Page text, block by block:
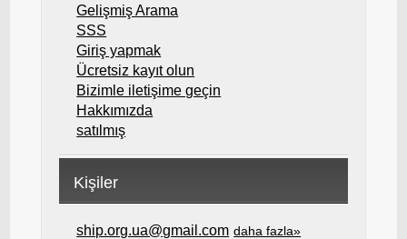
Gelişmiş Arama
SSS
Giriş yapmak
Ücretsiz kayıt olun
Bizimle iletişime geçin
Hakkımızda
satılmış
Kişiler
ship.org.ua@gmail.com daha fazla»